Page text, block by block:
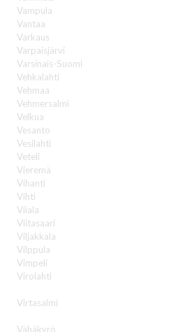
Vampula
Vantaa
Varkaus
Varpaisjärvi
Varsinais-Suomi
Vehkalahti
Vehmaa
Vehmersalmi
Velkua
Vesanto
Vesilahti
Veteli
Vieremä
Vihanti
Vihti
Viiala
Viitasaari
Viljakkala
Vilppula
Vimpeli
Virolahti
Virtasalmi
Vähäkyrö